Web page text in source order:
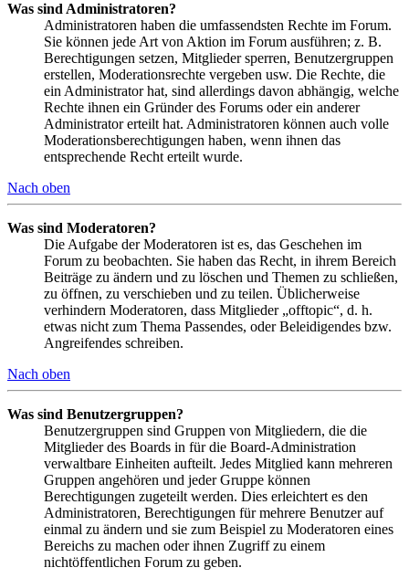
Was sind Administratoren?
Administratoren haben die umfassendsten Rechte im Forum.
Sie können jede Art von Aktion im Forum ausführen; z. B.
Berechtigungen setzen, Mitglieder sperren, Benutzergruppen
erstellen, Moderationsrechte vergeben usw. Die Rechte, die
ein Administrator hat, sind allerdings davon abhängig, welche
Rechte ihnen ein Gründer des Forums oder ein anderer
Administrator erteilt hat. Administratoren können auch volle
Moderationsberechtigungen haben, wenn ihnen das
entsprechende Recht erteilt wurde.
Nach oben
Was sind Moderatoren?
Die Aufgabe der Moderatoren ist es, das Geschehen im
Forum zu beobachten. Sie haben das Recht, in ihrem Bereich
Beiträge zu ändern und zu löschen und Themen zu schließen,
zu öffnen, zu verschieben und zu teilen. Üblicherweise
verhindern Moderatoren, dass Mitglieder „offtopic“, d. h.
etwas nicht zum Thema Passendes, oder Beleidigendes bzw.
Angreifendes schreiben.
Nach oben
Was sind Benutzergruppen?
Benutzergruppen sind Gruppen von Mitgliedern, die die
Mitglieder des Boards in für die Board-Administration
verwaltbare Einheiten aufteilt. Jedes Mitglied kann mehreren
Gruppen angehören und jeder Gruppe können
Berechtigungen zugeteilt werden. Dies erleichtert es den
Administratoren, Berechtigungen für mehrere Benutzer auf
einmal zu ändern und sie zum Beispiel zu Moderatoren eines
Bereichs zu machen oder ihnen Zugriff zu einem
nichtöffentlichen Forum zu geben.